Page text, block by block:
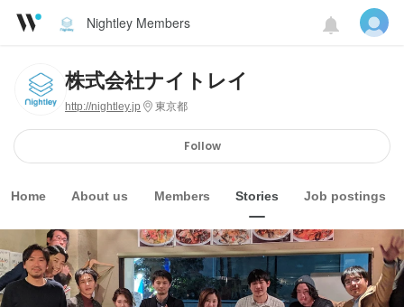
Nightley Members
株式会社ナイトレイ
http://nightley.jp 東京都
Follow
Home About us Members Stories Job postings